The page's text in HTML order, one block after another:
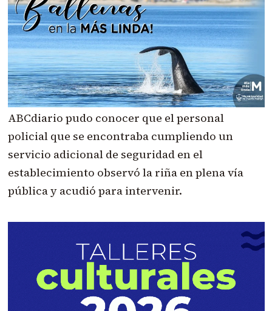
ABCdiario pudo conocer que el personal
policial que se encontraba cumpliendo un
servicio adicional de seguridad en el
establecimiento observó la riña en plena vía
pública y acudió para intervenir.